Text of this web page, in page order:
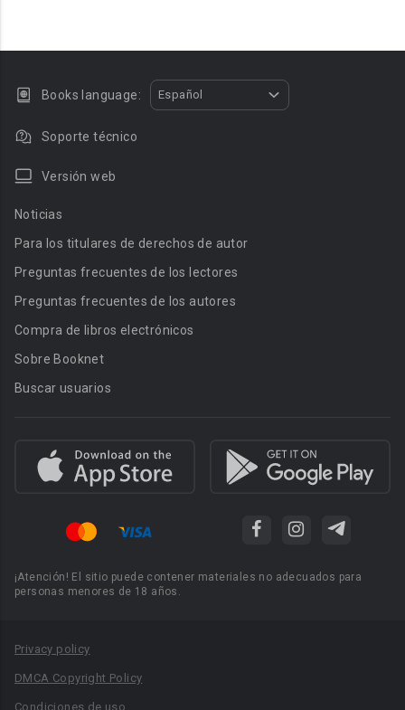
Books language: Español
Soporte técnico
Versión web
Noticias
Para los titulares de derechos de autor
Preguntas frecuentes de los lectores
Preguntas frecuentes de los autores
Compra de libros electrónicos
Sobre Booknet
Buscar usuarios
¡Atención! El sitio puede contener materiales no adecuados para
personas menores de 18 años.
Privacy policy
DMCA Copyright Policy
Condiciones de uso